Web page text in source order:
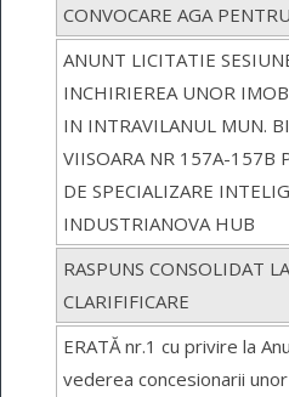
CONVOCARE AGA
ANUNT LICITATIE
INCHIRIEREA UNOR
IN INTRAVILANUL MUN.
VIISOARA NR 157A-157B
DE SPECIALIZARE
INDUSTRIANOVA HUB
RASPUNS CONSOLIDAT
CLARIFIFICARE
ERATĂ nr.1 cu privire la
vederea concesionarii